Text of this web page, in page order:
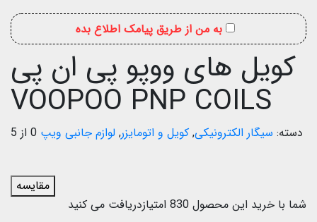
به من از طریق پیامک اطلاع بده
کویل های ووپو پی ان پی
VOOPOO PNP COILS
دسته: سیگار الکترونیکی, کویل و اتومایزر, لوازم جانبی ویپ 0 از 5
مقایسه
شما با خرید این محصول 830 امتیازدریافت می کنید